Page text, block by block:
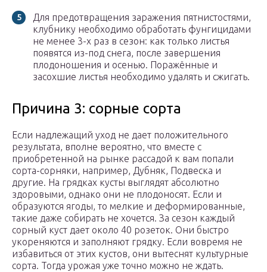
Для предотвращения заражения пятнистостями,
клубнику необходимо обработать фунгицидами
не менее 3-х раз в сезон: как только листья
появятся из-под снега, после завершения
плодоношения и осенью. Поражённые и
засохшие листья необходимо удалять и сжигать.
Причина 3: сорные сорта
Если надлежащий уход не дает положительного
результата, вполне вероятно, что вместе с
приобретенной на рынке рассадой к вам попали
сорта-сорняки, например, Дубняк, Подвеска и
другие. На грядках кусты выглядят абсолютно
здоровыми, однако они не плодоносят. Если и
образуются ягоды, то мелкие и деформированные,
такие даже собирать не хочется. За сезон каждый
сорный куст дает около 40 розеток. Они быстро
укореняются и заполняют грядку. Если вовремя не
избавиться от этих кустов, они вытеснят культурные
сорта. Тогда урожая уже точно можно не ждать.